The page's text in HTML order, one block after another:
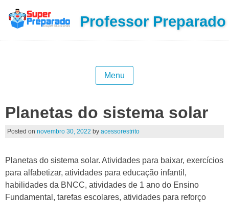
Professor Preparado
Menu
Planetas do sistema solar
Posted on novembro 30, 2022 by acessorestrito
Planetas do sistema solar. Atividades para baixar, exercícios
para alfabetizar, atividades para educação infantil,
habilidades da BNCC, atividades de 1 ano do Ensino
Fundamental, tarefas escolares, atividades para reforço